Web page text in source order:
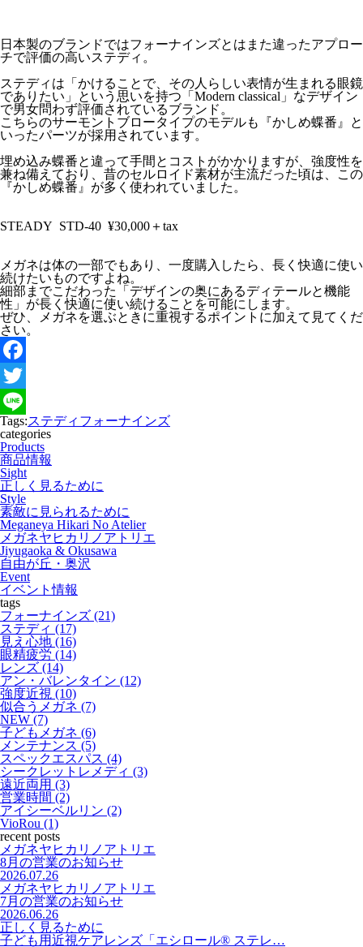
日本製のブランドではフォーナインズとはまた違ったアプロー
チで評価の高いステディ。
ステディは「かけることで、その人らしい表情が生まれる眼鏡
でありたい」という思いを持つ「Modern classical」なデザイン
で男女問わず評価されているブランド。
こちらのサーモントブロータイプのモデルも『かしめ蝶番』と
いったパーツが採用されています。
埋め込み蝶番と違って手間とコストがかかりますが、強度性を
兼ね備えており、昔のセルロイド素材が主流だった頃は、この
『かしめ蝶番』が多く使われていました。
STEADY STD-40 ¥30,000＋tax
メガネは体の一部でもあり、一度購入したら、長く快適に使い
続けたいものですよね。
細部までこだわった「デザインの奥にあるディテールと機能
性」が長く快適に使い続けることを可能にします。
ぜひ、メガネを選ぶときに重視するポイントに加えて見てくだ
さい。
F
a
c
e
b
o
o
k
T
w
i
t
t
e
r
L
i
n
e
Tags:ステディ フォーナインズ
categories
Products
商品情報
Sight
正しく見るために
Style
素敵に見られるために
Meganeya Hikari No Atelier
メガネヤヒカリノアトリエ
Jiyugaoka & Okusawa
自由が丘・奥沢
Event
イベント情報
tags
フォーナインズ (21)
ステディ (17)
見え心地 (16)
眼精疲労 (14)
レンズ (14)
アン・バレンタイン (12)
強度近視 (10)
似合うメガネ (7)
NEW (7)
子どもメガネ (6)
メンテナンス (5)
スペックエスパス (4)
シークレットレメディ (3)
遠近両用 (3)
営業時間 (2)
アイシーベルリン (2)
VioRou (1)
recent posts
メガネヤヒカリノアトリエ
8月の営業のお知らせ
2026.07.26
メガネヤヒカリノアトリエ
7月の営業のお知らせ
2026.06.26
正しく見るために
子ども用近視ケアレンズ「エシロール® ステレ…